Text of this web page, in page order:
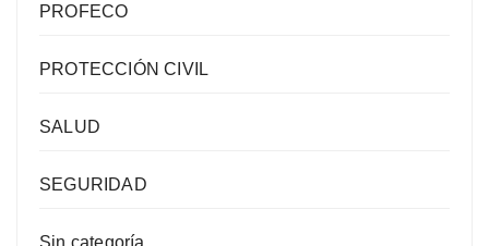
PROFECO
PROTECCIÓN CIVIL
SALUD
SEGURIDAD